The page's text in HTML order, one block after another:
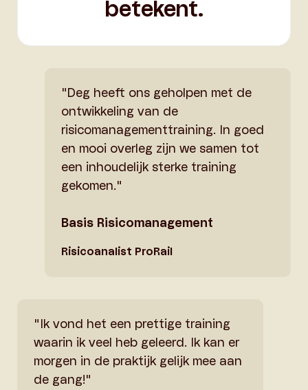
betekent.
"Deg heeft ons geholpen met de
ontwikkeling van de
risicomanagementtraining. In goed
en mooi overleg zijn we samen tot
een inhoudelijk sterke training
gekomen."
Basis Risicomanagement
Risicoanalist ProRail
"Ik vond het een prettige training
waarin ik veel heb geleerd. Ik kan er
morgen in de praktijk gelijk mee aan
de gang!"